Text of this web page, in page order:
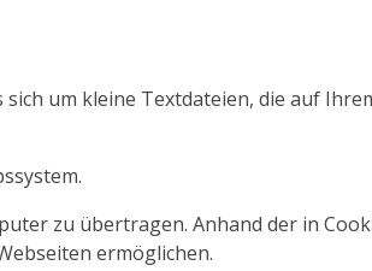
um kleine Textdateien, die auf
zu übertragen. Anhand der in
ermöglichen.